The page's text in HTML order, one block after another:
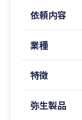
②何でも話せる
税金の話はもち
トなことまで
③創業期を徹底
会社設立・個人
事業計画の策
依頼内容
業種
特徴
弥生製品